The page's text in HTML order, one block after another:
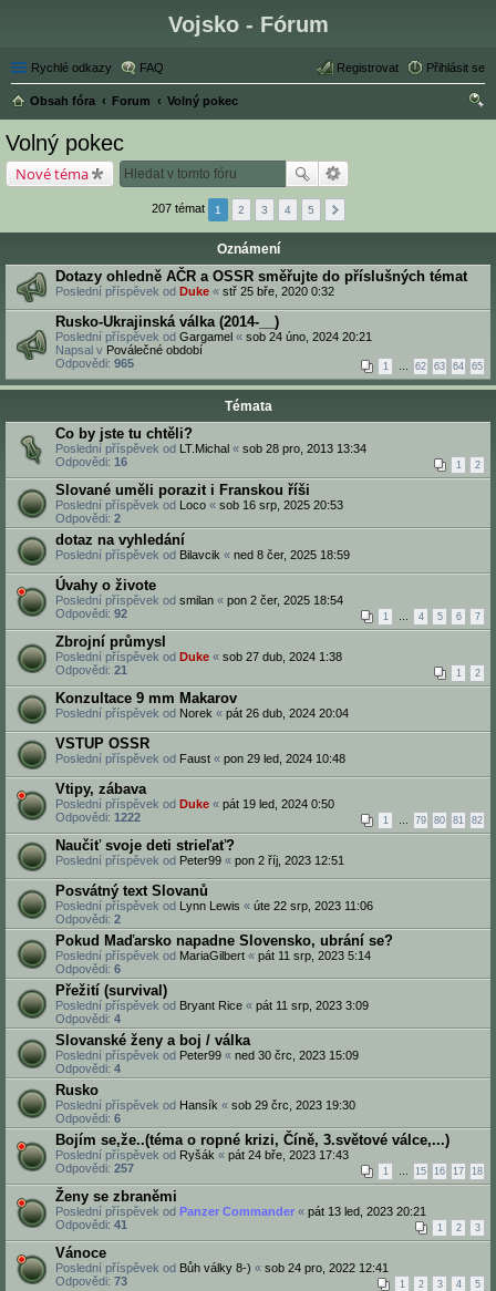
Vojsko - Fórum
Rychlé odkazy FAQ Přihlásit se
Registrovat
Obsah fóra Forum
Volný pokec
Volný pokec
Nové téma
207 témat 1 2 3 4 5
Oznámení
Dotazy ohledně AČR a OSSR směřujte do příslušných témat
Poslední příspěvek od Duke « stř 25 bře, 2020 0:32
Rusko-Ukrajinská válka (2014-__)
Poslední příspěvek od Gargamel « sob 24 úno, 2024 20:21
Napsal v Poválečné období
Odpovědi: 965 1 … 62 63 64 65
Témata
Co by jste tu chtěli?
Poslední příspěvek od LT.Michal « sob 28 pro, 2013 13:34
Odpovědi: 16 1 2
Slované uměli porazit i Franskou říši
Poslední příspěvek od Loco « sob 16 srp, 2025 20:53
Odpovědi: 2
dotaz na vyhledání
Poslední příspěvek od Bilavcik « ned 8 čer, 2025 18:59
Úvahy o živote
Poslední příspěvek od smilan « pon 2 čer, 2025 18:54
Odpovědi: 92 1 … 4 5 6 7
Zbrojní průmysl
Poslední příspěvek od Duke « sob 27 dub, 2024 1:38
Odpovědi: 21 1 2
Konzultace 9 mm Makarov
Poslední příspěvek od Norek « pát 26 dub, 2024 20:04
VSTUP OSSR
Poslední příspěvek od Faust « pon 29 led, 2024 10:48
Vtipy, zábava
Poslední příspěvek od Duke « pát 19 led, 2024 0:50
Odpovědi: 1222 1 … 79 80 81 82
Naučiť svoje deti strieľať?
Poslední příspěvek od Peter99 « pon 2 říj, 2023 12:51
Posvátný text Slovanů
Poslední příspěvek od Lynn Lewis « úte 22 srp, 2023 11:06
Odpovědi: 2
Pokud Maďarsko napadne Slovensko, ubrání se?
Poslední příspěvek od MariaGilbert « pát 11 srp, 2023 5:14
Odpovědi: 6
Přežití (survival)
Poslední příspěvek od Bryant Rice « pát 11 srp, 2023 3:09
Odpovědi: 4
Slovanské ženy a boj / válka
Poslední příspěvek od Peter99 « ned 30 črc, 2023 15:09
Odpovědi: 4
Rusko
Poslední příspěvek od Hansík « sob 29 črc, 2023 19:30
Odpovědi: 6
Bojím se,že..(téma o ropné krizi, Číně, 3.světové válce,...)
Poslední příspěvek od Ryšák « pát 24 bře, 2023 17:43
Odpovědi: 257 1 … 15 16 17 18
Ženy se zbraněmi
Poslední příspěvek od Panzer Commander « pát 13 led, 2023 20:21
Odpovědi: 41 1 2 3
Vánoce
Poslední příspěvek od Bůh války 8-) « sob 24 pro, 2022 12:41
Odpovědi: 73 1 2 3 4 5